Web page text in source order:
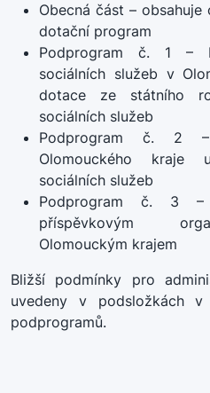
Obecná část –
dotační program
Podprogram č. 1 –
sociálních služeb v
dotace ze státního
sociálních služeb
Podprogram č. 2
Olomouckého kraje
sociálních služeb
Podprogram č. 3 –
příspěvkovým
Olomouckým krajem
Bližší podmínky pro
uvedeny v podsložkách
podprogramů.